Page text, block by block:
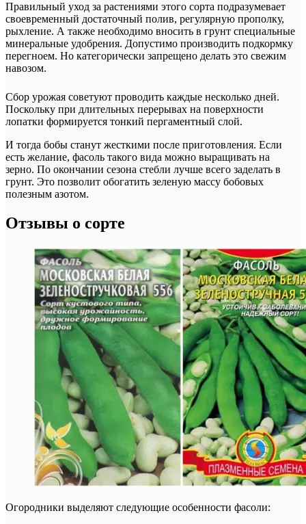
Правильный уход за растениями этого сорта подразумевает
своевременный достаточный полив, регулярную прополку,
рыхление. А также необходимо вносить в грунт специальные
минеральные удобрения. Допустимо производить подкормку
перегноем. Но категорически запрещено делать это свежим
навозом.
Сбор урожая советуют проводить каждые несколько дней.
Поскольку при длительных перерывах на поверхности
лопатки формируется тонкий пергаментный слой.
И тогда бобы станут жесткими после приготовления. Если
есть желание, фасоль такого вида можно выращивать на
зерно. По окончании сезона стебли лучше всего заделать в
грунт. Это позволит обогатить зеленую массу бобовых
полезным азотом.
Отзывы о сорте
Огородники выделяют следующие особенности фасоли: